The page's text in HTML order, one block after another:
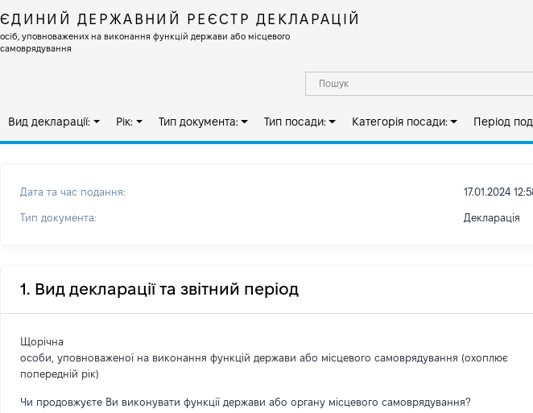
ЄДИНИЙ ДЕРЖАВНИЙ РЕЄСТР ДЕКЛАРАЦІЙ
осіб, уповноважених на виконання функцій держави або місцевого
самоврядування
Вид декларації: Рік: Тип документа: Тип посади: Категорія посади: Період
Дата та час подання: 17.01.2024
Тип документа: Декларація
1. Вид декларації та звітний період
Щорічна
особи, уповноваженої на виконання функцій держави або місцевого самоврядування (охоплює
попередній рік)
Чи продовжуєте Ви виконувати функції держави або органу місцевого самоврядування?